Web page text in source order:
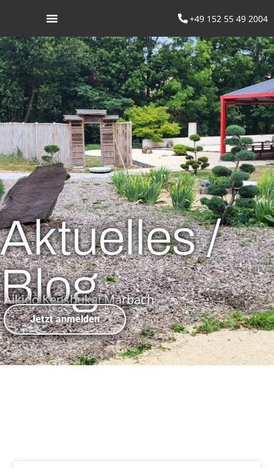
+49 152 55 49 2004
Aktuelles /
Blog
Aikido Kenshukai Marbach
Jetzt anmelden